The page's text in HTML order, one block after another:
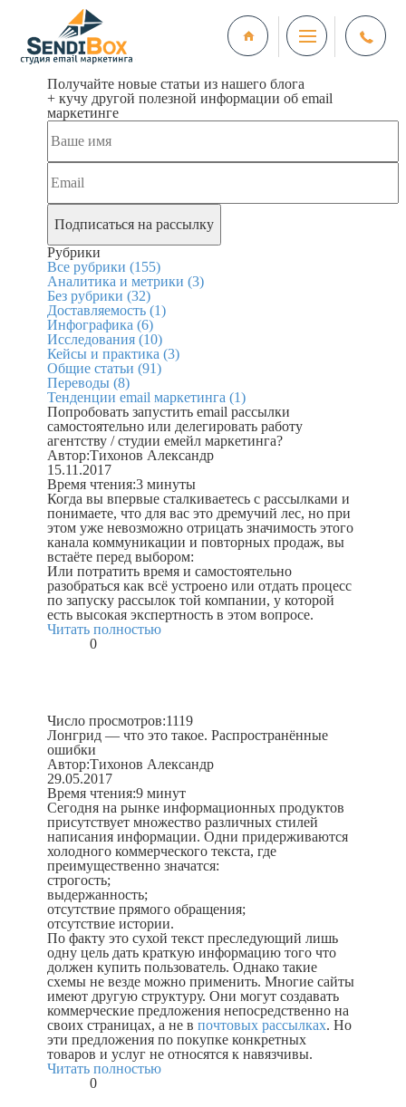
Получайте новые статьи из нашего блога
+ кучу другой полезной информации об email
маркетинге
Рубрики
Все рубрики (155)
Аналитика и метрики (3)
Без рубрики (32)
Доставляемость (1)
Инфографика (6)
Исследования (10)
Кейсы и практика (3)
Общие статьи (91)
Переводы (8)
Тенденции email маркетинга (1)
Попробовать запустить email рассылки
самостоятельно или делегировать работу
агентству / студии емейл маркетинга?
Автор:Тихонов Александр
15.11.2017
Время чтения:3 минуты
Когда вы впервые сталкиваетесь с рассылками и
понимаете, что для вас это дремучий лес, но при
этом уже невозможно отрицать значимость этого
канала коммуникации и повторных продаж, вы
встаёте перед выбором:
Или потратить время и самостоятельно
разобраться как всё устроено или отдать процесс
по запуску рассылок той компании, у которой
есть высокая экспертность в этом вопросе.
Читать полностью
0
Число просмотров:1119
Лонгрид — что это такое. Распространённые
ошибки
Автор:Тихонов Александр
29.05.2017
Время чтения:9 минут
Сегодня на рынке информационных продуктов
присутствует множество различных стилей
написания информации. Одни придерживаются
холодного коммерческого текста, где
преимущественно значатся:
строгость;
выдержанность;
отсутствие прямого обращения;
отсутствие истории.
По факту это сухой текст преследующий лишь
одну цель дать краткую информацию того что
должен купить пользователь. Однако такие
схемы не везде можно применить. Многие сайты
имеют другую структуру. Они могут создавать
коммерческие предложения непосредственно на
своих страницах, а не впочтовых рассылках. Но
эти предложения по покупке конкретных
товаров и услуг не относятся к навязчивы.
Читать полностью
0